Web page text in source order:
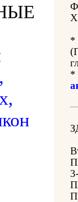
*
*